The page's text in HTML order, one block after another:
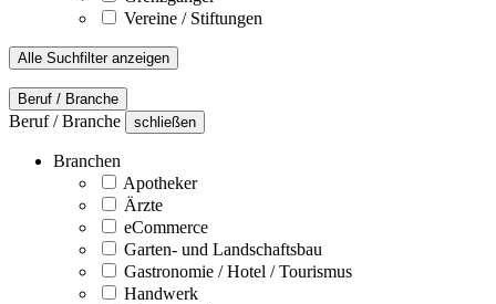
Vereine / Stiftungen
Alle Suchfilter anzeigen
Beruf / Branche
Beruf / Branche schließen
Branchen
Apotheker
Ärzte
eCommerce
Garten- und Landschaftsbau
Gastronomie / Hotel / Tourismus
Handwerk